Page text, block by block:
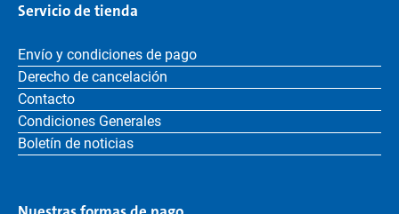
Servicio de tienda
Envío y condiciones de pago
Derecho de cancelación
Contacto
Condiciones Generales
Boletín de noticias